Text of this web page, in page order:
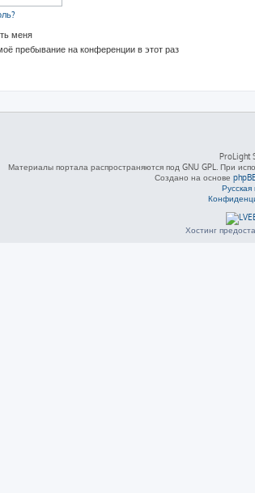
меня
пребывание на конференции в этот раз
ProLight
Материалы портала распространяются под GNU GPL. При
Создано на основе
Хостинг